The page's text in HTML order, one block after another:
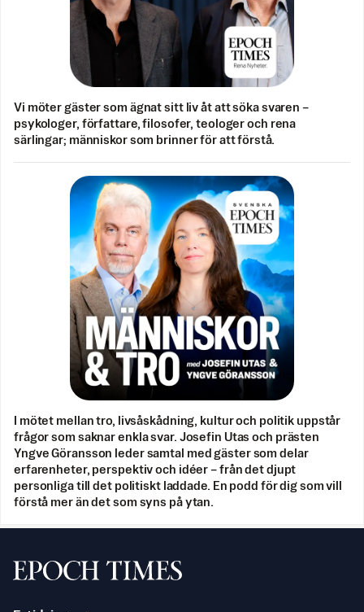
Vi möter gäster som ägnat sitt liv åt att söka svaren –
psykologer, författare, filosofer, teologer och rena
särlingar; människor som brinner för att förstå.
I mötet mellan tro, livsåskådning, kultur och politik uppstår
frågor som saknar enkla svar. Josefin Utas och prästen
Yngve Göransson leder samtal med gäster som delar
erfarenheter, perspektiv och idéer – från det djupt
personliga till det politiskt laddade. En podd för dig som vill
förstå mer än det som syns på ytan.
Svenska Epoch Times